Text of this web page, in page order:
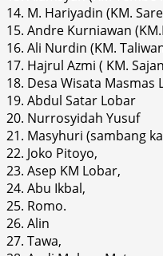
14. M. Hariyadin (KM.
15. Andre Kurniawan
16. Ali Nurdin (KM.
17. Hajrul Azmi ( KM.
18. Desa Wisata Masmas
19. Abdul Satar Lobar
20. Nurrosyidah Yusuf
21. Masyhuri (sambang
22. Joko Pitoyo,
23. Asep KM Lobar,
24. Abu Ikbal,
25. Romo.
26. Alin
27. Tawa,